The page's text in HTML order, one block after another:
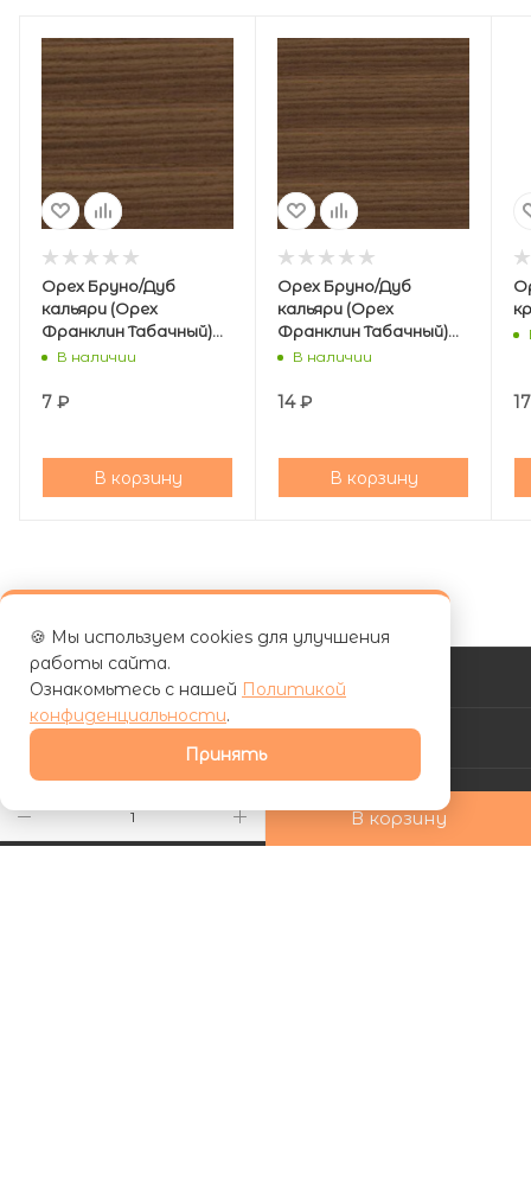
В корзину
Орех Бруно/Дуб
кальяри (Орех
Франклин Табачный)
19/0,4 мм кромка PVC
В наличии
7 ₽
В корзину
Орех Бруно/Дуб
кальяри (Орех
Франклин Табачный)
19/1 мм кромка PVC
В наличии
14₽
В корзину
17
КАТАЛОГ
АКЦИИ
🍪 Мы используем cookies для улучшения
работы сайта.
Ознакомьтесь с нашей Политикой
конфиденциальности.
Принять